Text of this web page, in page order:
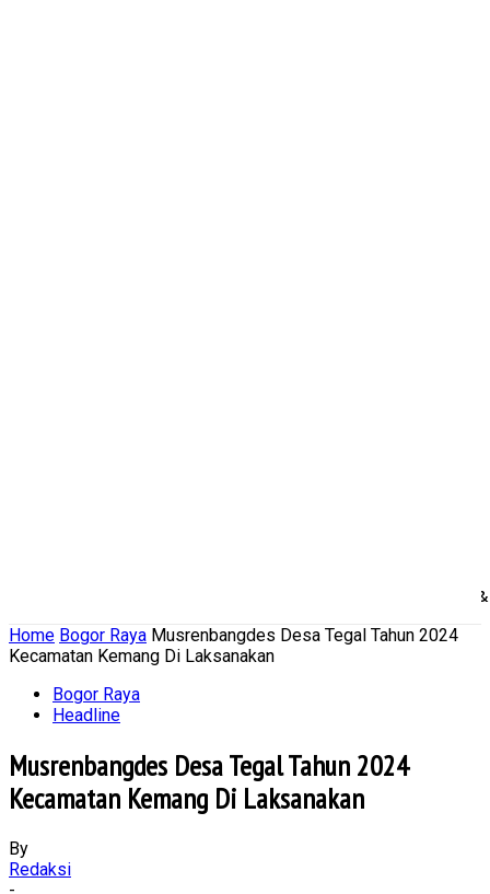
Politik
Home Bogor Raya Musrenbangdes Desa Tegal Tahun 2024
Kecamatan Kemang Di Laksanakan
Bogor Raya
Headline
Musrenbangdes Desa Tegal Tahun 2024
Kecamatan Kemang Di Laksanakan
By
Redaksi